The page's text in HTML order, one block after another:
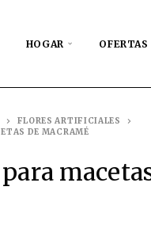
HOGAR OFERTAS
FLORES ARTIFICIALES
DE MACRAMÉ